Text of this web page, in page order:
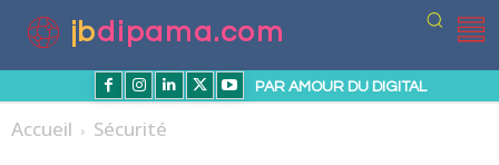
jbdipama.com
PAR AMOUR DU DIGITAL
Accueil Sécurité